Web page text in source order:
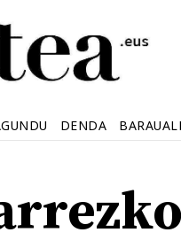
DENDA